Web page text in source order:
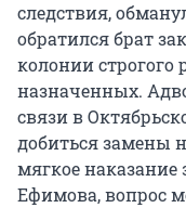
следствия,
обратился брат
колонии строгого
назначенных.
связи в
добиться замены
мягкое наказание
Ефимова, вопрос